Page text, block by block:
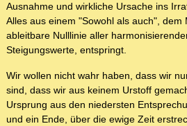
Ausnahme und wirkliche Ursache ins
Alles aus einem "Sowohl als auch", dem
ableitbare Nulllinie aller
Steigungswerte, entspringt.
Wir wollen nicht wahr haben, dass wir
sind, dass wir aus keinem Urstoff
Ursprung aus den niedersten
und ein Ende, über die ewige Zeit